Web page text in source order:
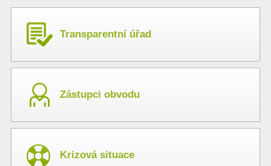
Transparentní úřad
Zástupci obvodu
Krizová situace